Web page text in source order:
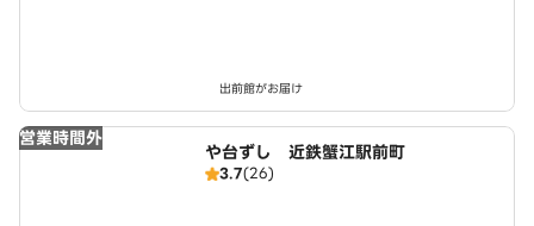
出前館がお届け
営業時間外
や台ずし 近鉄蟹江駅前町
3.7(26)